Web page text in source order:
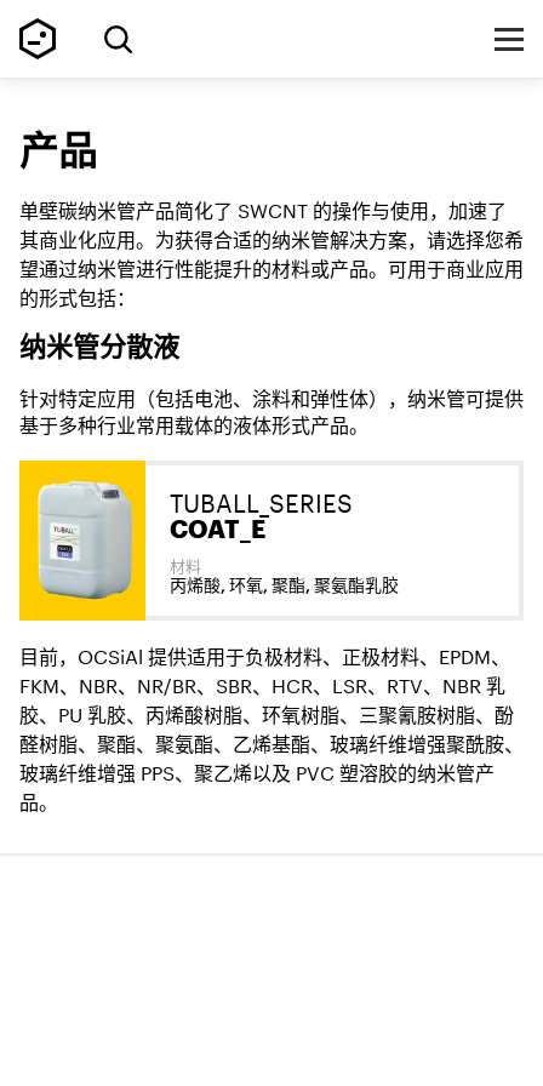
产品
单壁碳纳米管产品简化了 SWCNT 的操作与使用，加速了
其商业化应用。为获得合适的纳米管解决方案，请选择您希
望通过纳米管进行性能提升的材料或产品。可用于商业应用
的形式包括：
纳米管分散液
针对特定应用（包括电池、涂料和弹性体），纳米管可提供
基于多种行业常用载体的液体形式产品。
TUBALL_SERIES
COAT_E
材料
丙烯酸, 环氧, 聚酯, 聚氨酯乳胶
目前，OCSiAl 提供适用于负极材料、正极材料、EPDM、
FKM、NBR、NR/BR、SBR、HCR、LSR、RTV、NBR 乳
胶、PU 乳胶、丙烯酸树脂、环氧树脂、三聚氰胺树脂、酚
醛树脂、聚酯、聚氨酯、乙烯基酯、玻璃纤维增强聚酰胺、
玻璃纤维增强 PPS、聚乙烯以及 PVC 塑溶胶的纳米管产
品。